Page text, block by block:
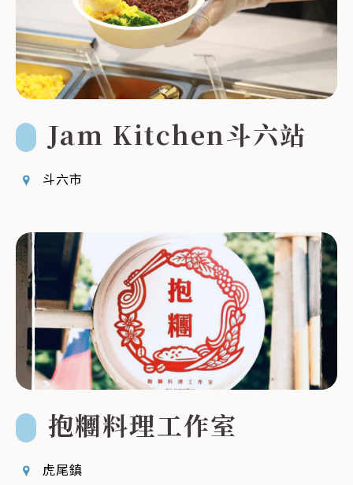
Jam Kitchen斗六站
斗六市
抱糰料理工作室
虎尾鎮